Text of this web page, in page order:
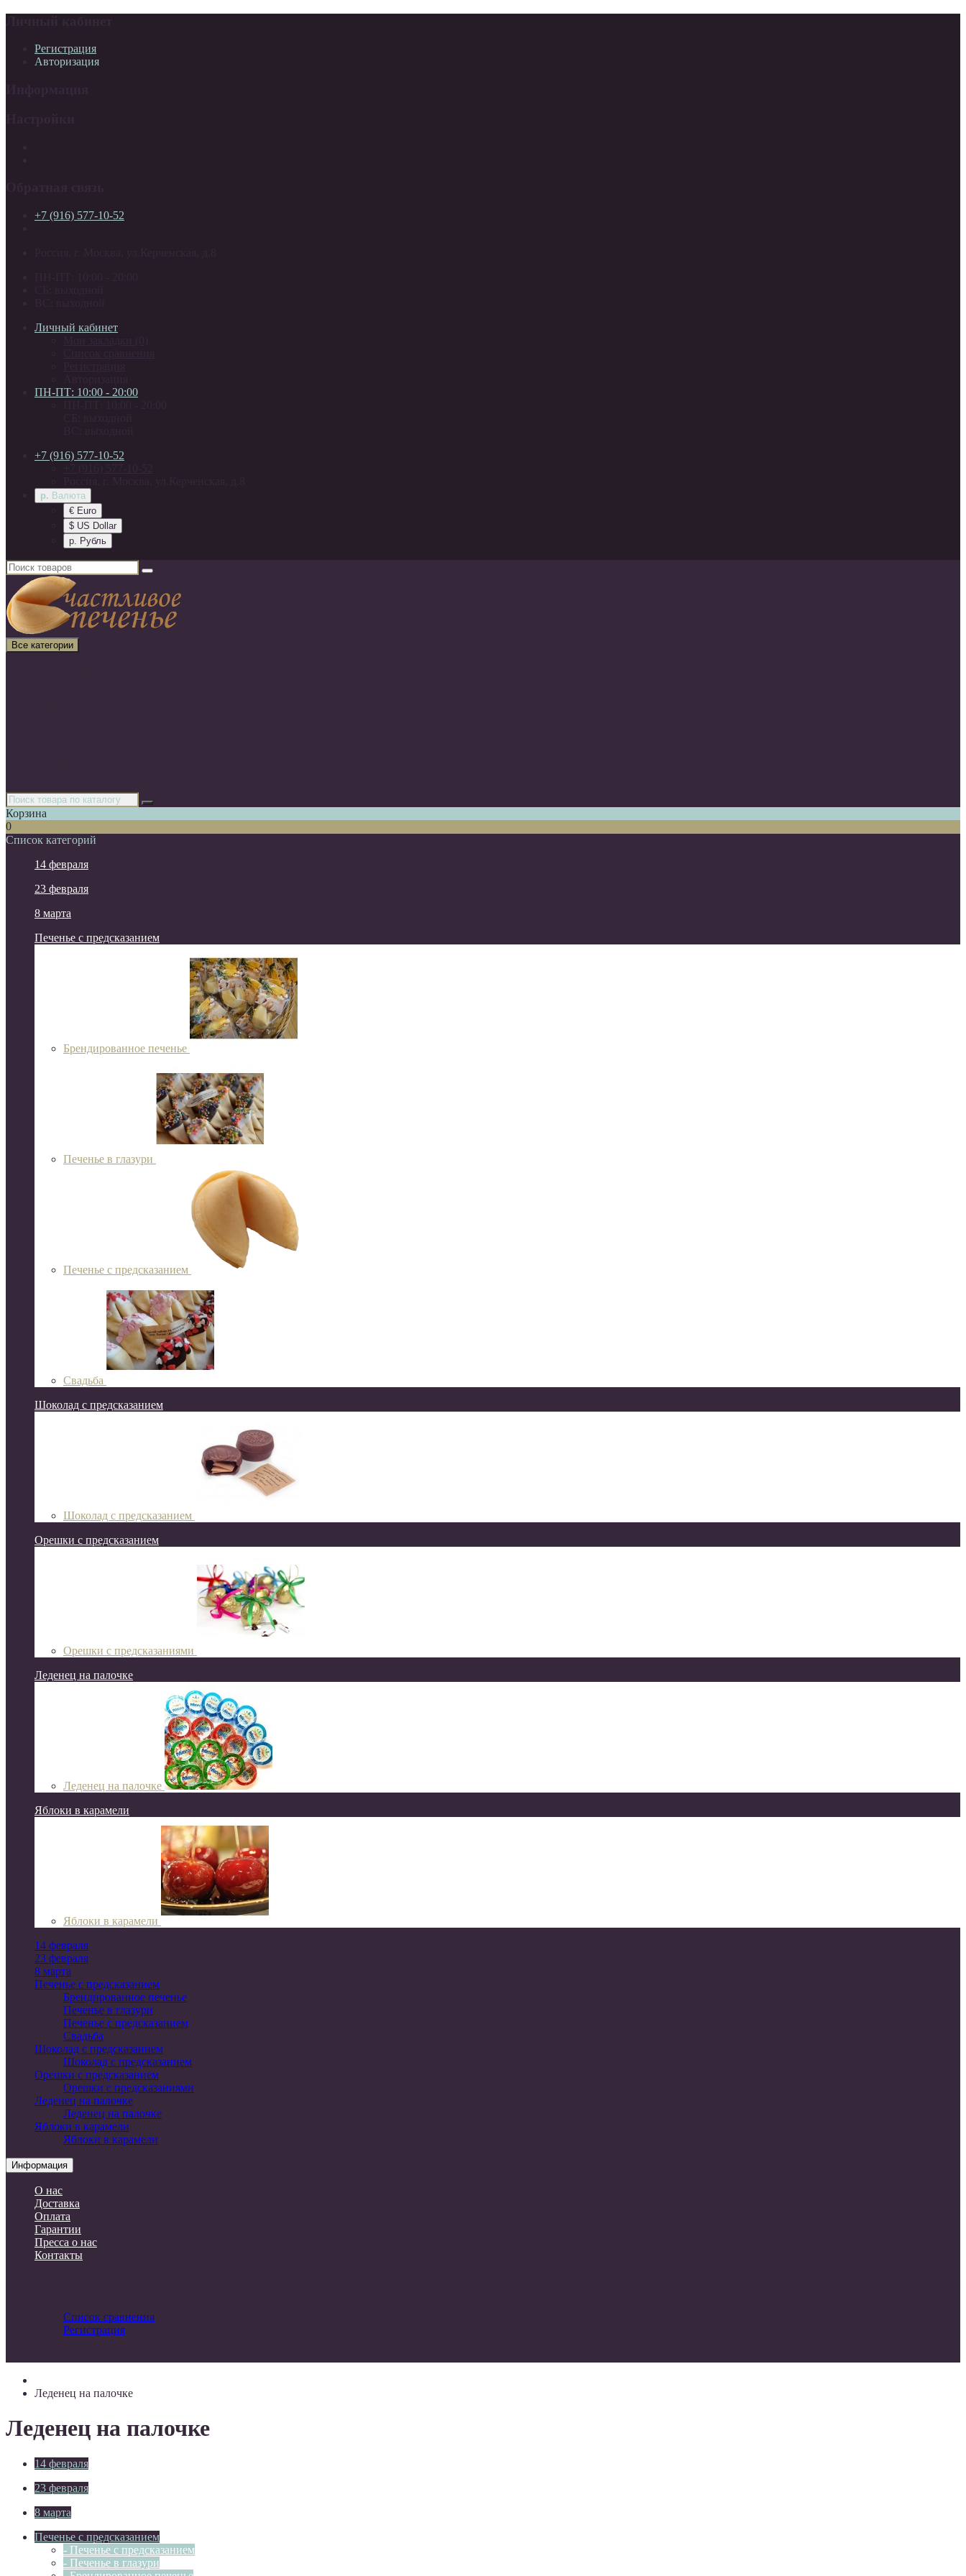
Регистрация
Авторизация
+7 (916) 577-10-52
Личный кабинет
ПН-ПТ: 10:00 - 20:00
+7 (916) 577-10-52
р. Валюта
€ Euro
$ US Dollar
р. Рубль
Все категории
Корзина
0
Список категорий
14 февраля
23 февраля
8 марта
Печенье с предсказанием
Брендированное печенье
Печенье в глазури
Печенье с предсказанием
Свадьба
Шоколад с предсказанием
Шоколад с предсказанием
Орешки с предсказанием
Орешки с предсказаниями
Леденец на палочке
Леденец на палочке
Яблоки в карамели
Яблоки в карамели
14 февраля
23 февраля
8 марта
Печенье с предсказанием
Брендированное печенье
Печенье в глазури
Печенье с предсказанием
Свадьба
Шоколад с предсказанием
Шоколад с предсказанием
Орешки с предсказанием
Орешки с предсказаниями
Леденец на палочке
Леденец на палочке
Яблоки в карамели
Яблоки в карамели
Информация
О нас
Доставка
Оплата
Гарантии
Пресса о нас
Контакты
Список сравнения
Регистрация
Леденец на палочке
Леденец на палочке
14 февраля
23 февраля
8 марта
Печенье с предсказанием
- Печенье с предсказанием
- Печенье в глазури